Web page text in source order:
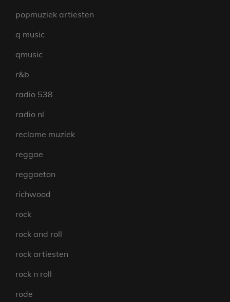
popmuziek artiesten
q music
qmusic
r&b
radio 538
radio nl
reclame muziek
reggae
reggaeton
richwood
rock
rock and roll
rock artiesten
rock n roll
rode